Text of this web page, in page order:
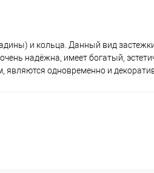
и кольца. Данный вид
надёжна, имеет богатый,
являются одновременно и